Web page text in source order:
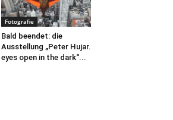
Fotografie
Bald beendet: die
Ausstellung „Peter Hujar.
eyes open in the dark“...